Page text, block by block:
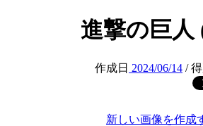
進撃の巨人
作成日 2024/06/14 /
新しい画像を作成